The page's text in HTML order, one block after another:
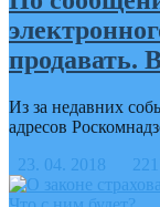
продавать.
Из за недавних
адресов
23. 04. 2018